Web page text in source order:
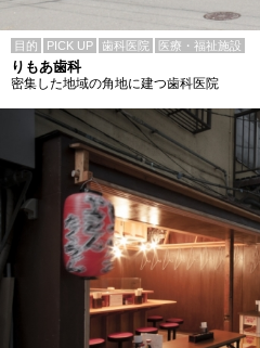
目的 PICK UP 歯科医院 医療・福祉施設
りもあ歯科
密集した地域の角地に建つ歯科医院